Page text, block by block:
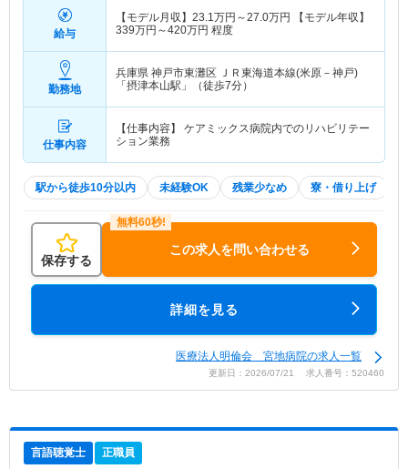
給与
【モデル月収】 23.1万円～27.0万円
【モデル年収】
339万円～420万円 程度
勤務地
兵庫県 神戸市東灘区 ＪＲ東海道本線(米原－神戸)
「摂津本山駅」（徒歩7分）
仕事内容
【仕事内容】 ケアミックス病院内でのリハビリテー
ション業務
駅から徒歩10分以内 未経験OK 残業少なめ 寮・借り上げ
保存する
この求人を問い合わせる
詳細を見る
医療法人明倫会 宮地病院の求人一覧
更新日：2026/07/21 求人番号：520460
言語聴覚士 正職員